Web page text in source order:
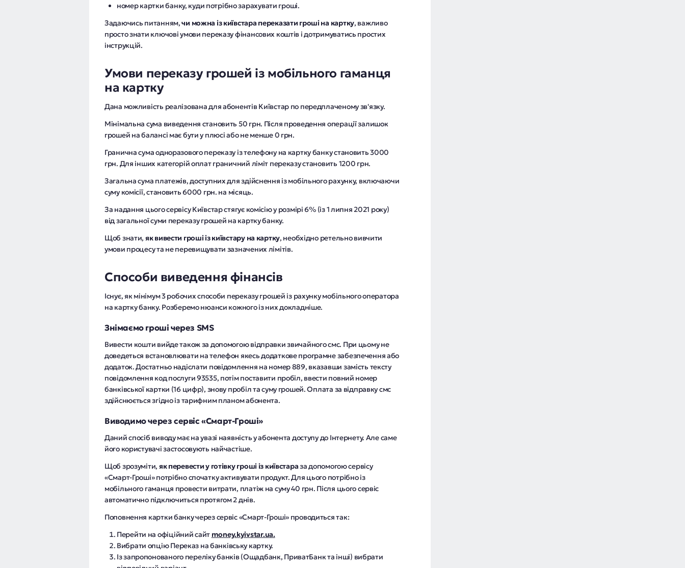
номер картки банку, куди потрібно зарахувати гроші.
Задаючись питанням,чи можна із київстара переказати гроші на картку, важливо
просто знати ключові умови переказу фінансових коштів і дотримуватись простих
інструкцій.
Умови переказу грошей із мобільного гаманця
на картку
Дана можливість реалізована для абонентів Київстар по передплаченому зв'язку.
Мінімальна сума виведення становить 50 грн. Після проведення операції залишок
грошей на балансі має бути у плюсі ​​або не менше 0 грн.
Гранична сума одноразового переказу із телефону на картку банку становить 3000
грн. Для інших категорій оплат граничний ліміт переказу становить 1200 грн.
Загальна сума платежів, доступних для здійснення із мобільного рахунку, включаючи
суму комісії, становить 6000 грн. на місяць.
За надання цього сервісу Київстар стягує комісію у розмірі 6% (із 1 липня 2021 року)
від загальної суми переказу грошей на картку банку.
Щоб знати, як вивести гроші із київстару на картку, необхідно ретельно вивчити
умови процесу та не перевищувати зазначених лімітів.
Способи виведення фінансів
Існує, як мінімум 3 робочих способи переказу грошей із рахунку мобільного оператора
на картку банку. Розберемо нюанси кожного із них докладніше.
Знімаємо гроші через SMS
Вивести кошти вийде також за допомогою відправки звичайного смс. При цьому не
доведеться встановлювати на телефон якесь додаткове програмне забезпечення або
додаток. Достатньо надіслати повідомлення на номер 889, вказавши замість тексту
повідомлення код послуги 93535, потім поставити пробіл, ввести повний номер
банківської картки (16 цифр), знову пробіл та суму грошей. Оплата за відправку смс
здійснюється згідно із тарифним планом абонента.
Виводимо через сервіс «Смарт-Гроші»
Даний спосіб виводу має на увазі наявність у абонента доступу до Інтернету. Але саме
його користувачі застосовують найчастіше.
Щоб зрозуміти, як перевести у готівку гроші із київстараза допомогою сервісу
«Смарт-Гроші» потрібно спочатку активувати продукт. Для цього потрібно із
мобільного гаманця провести витрати, платіж на суму 40 грн. Після цього сервіс
автоматично підключиться протягом 2 днів.
Поповнення картки банку через сервіс «Смарт-Гроші» проводиться так:
Перейти на офіційний сайт money.kyivstar.ua.
Вибрати опцію Переказ на банківську картку.
Із запропонованого переліку банків (Ощадбанк, ПриватБанк та інші) вибрати